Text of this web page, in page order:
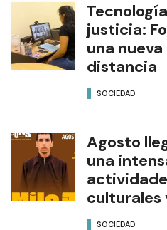
justicia:
una
distancia
SOCIEDAD
Agosto
una
culturales
SOCIEDAD